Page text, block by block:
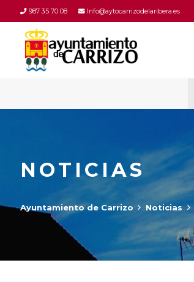
987 35 70 08 Info@aytocarrizodelaribera.es
NOTICIAS
Ayuntamiento de Carrizo Noticias